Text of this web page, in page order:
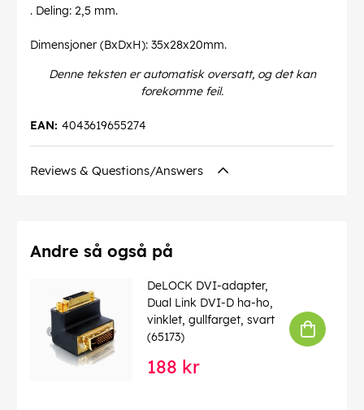
. Deling: 2,5 mm.
Dimensjoner (BxDxH): 35x28x20mm.
Denne teksten er automatisk oversatt, og det kan
forekomme feil.
4043619655274
EAN:
Reviews & Questions/Answers
Andre så også på
DeLOCK DVI-adapter,
Dual Link DVI-D ha-ho,
vinklet, gullfarget, svart
(65173)
188 kr